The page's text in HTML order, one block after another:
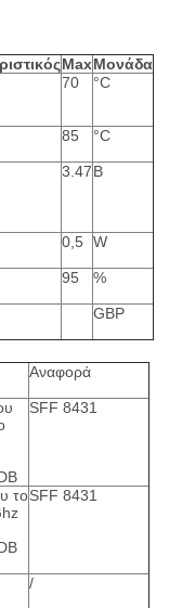
MaxΜονάδα
70 °C
85 °C
3.47Β
0,5 W
95 %
GBP
Αναφορά
SFF 8431
τοSFF 8431
/